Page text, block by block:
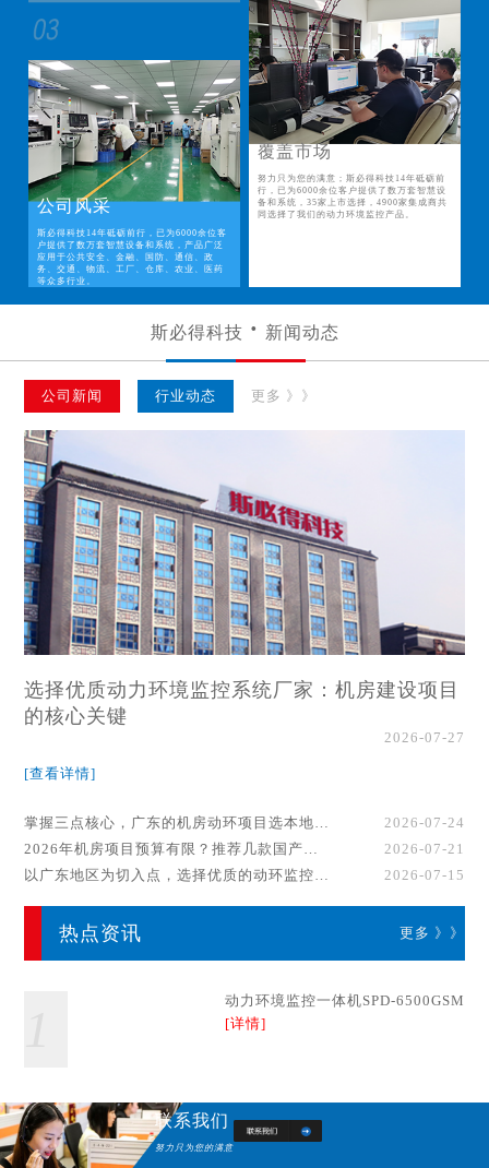
公司风采
斯必得科技14年砥砺前行，已为6000余位客
户提供了数万套智慧设备和系统，产品广泛
应用于公共安全、金融、国防、通信、政
务、交通、物流、工厂、仓库、农业、医药
等众多行业。
覆盖市场
努力只为您的满意；斯必得科技14年砥砺前
行，已为6000余位客户提供了数万套智慧设
备和系统，35家上市选择，4900家集成商共
同选择了我们的动力环境监控产品。
斯必得科技 新闻动态
公司新闻 行业动态 更多 》》
选择优质动力环境监控系统厂家：机房建设项目
的核心关键
2026-07-27
[查看详情]
掌握三点核心，广东的机房动环项目选本地厂家事半功倍！
2026-07-24
2026年机房项目预算有限？推荐几款国产动环监控系统品牌
2026-07-21
以广东地区为切入点，选择优质的动环监控系统厂家
2026-07-15
热点资讯 更多 》》
动力环境监控一体机SPD-6500GSM
[详情]
联系我们
努力只为您的满意